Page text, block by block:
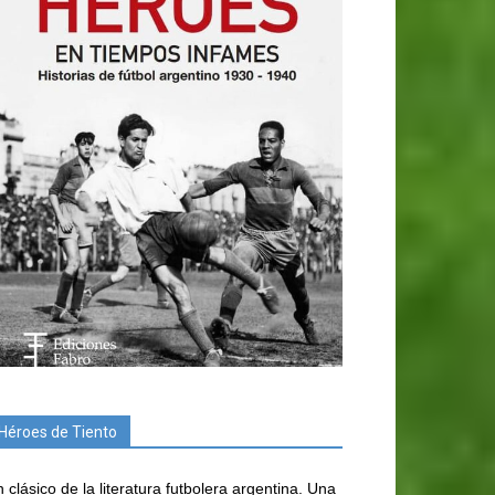
de Tiento
clásico de la literatura futbolera argentina. Una